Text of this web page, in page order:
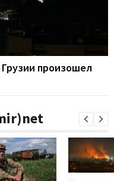
произошел